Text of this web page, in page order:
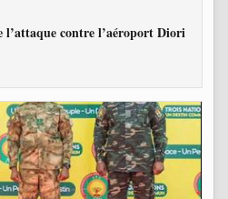
l’attaque contre l’aéroport Diori